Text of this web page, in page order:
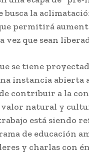
busca la
permitirá
vez que sean
se tiene
instancia abierta
contribuir a la
valor natural y
está siendo
de educación
y charlas con